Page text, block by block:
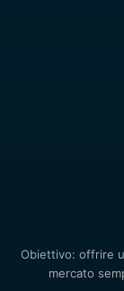
Obiettivo: offrire
mercato